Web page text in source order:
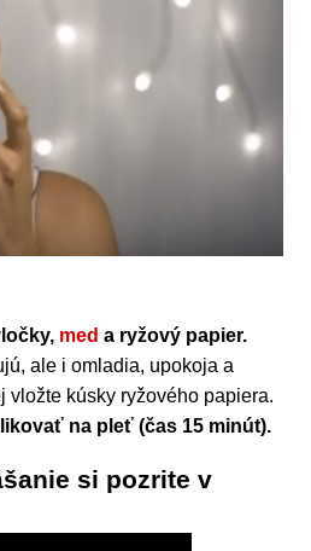
med a ryžový papier.
ale i omladia, upokoja a
vložte kúsky ryžového papiera.
na pleť (čas 15 minút).
si pozrite v